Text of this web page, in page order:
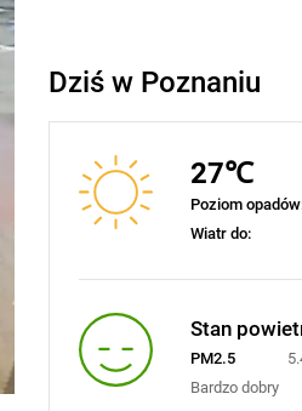
Dziś w Poznaniu
27℃
Poziom
Wiatr do:
Stan
PM2.5
Bardzo dobry